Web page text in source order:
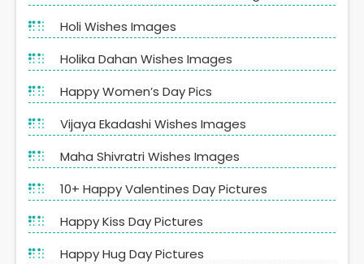
Holi Wishes Images
Holika Dahan Wishes Images
Happy Women’s Day Pics
Vijaya Ekadashi Wishes Images
Maha Shivratri Wishes Images
10+ Happy Valentines Day Pictures
Happy Kiss Day Pictures
Happy Hug Day Pictures